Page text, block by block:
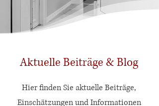
Aktuelle Beiträge & Blog
Hier finden Sie aktuelle Beiträge,
Einschätzungen und Informationen